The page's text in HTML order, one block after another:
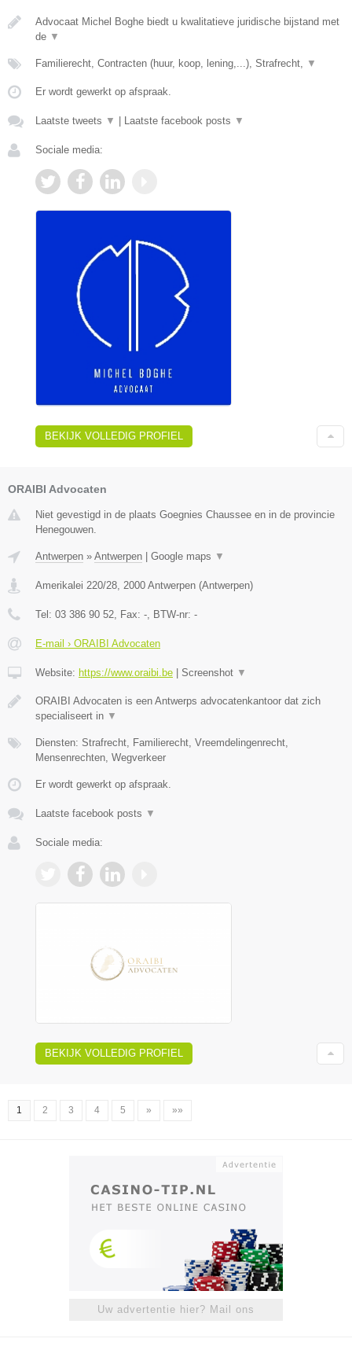
Advocaat Michel Boghe biedt u kwalitatieve juridische bijstand met
de ▼
Familierecht, Contracten (huur, koop, lening,...), Strafrecht, ▼
Er wordt gewerkt op afspraak.
Laatste tweets ▼ | Laatste facebook posts ▼
Sociale media:
BEKIJK VOLLEDIG PROFIEL
ORAIBI Advocaten
Niet gevestigd in de plaats Goegnies Chaussee en in de provincie
Henegouwen.
Antwerpen » Antwerpen | Google maps ▼
Amerikalei 220/28 2000 Antwerpen (Antwerpen)
Tel: 03 386 90 52 , Fax: - , BTW-nr: -
E-mail › ORAIBI Advocaten
Website: https://www.oraibi.be | Screenshot ▼
ORAIBI Advocaten is een Antwerps advocatenkantoor dat zich
specialiseert in ▼
Diensten: Strafrecht, Familierecht, Vreemdelingenrecht,
Mensenrechten, Wegverkeer
Er wordt gewerkt op afspraak.
Laatste facebook posts ▼
Sociale media:
BEKIJK VOLLEDIG PROFIEL
1 2 3 4 5 » »»
Uw advertentie hier? Mail ons